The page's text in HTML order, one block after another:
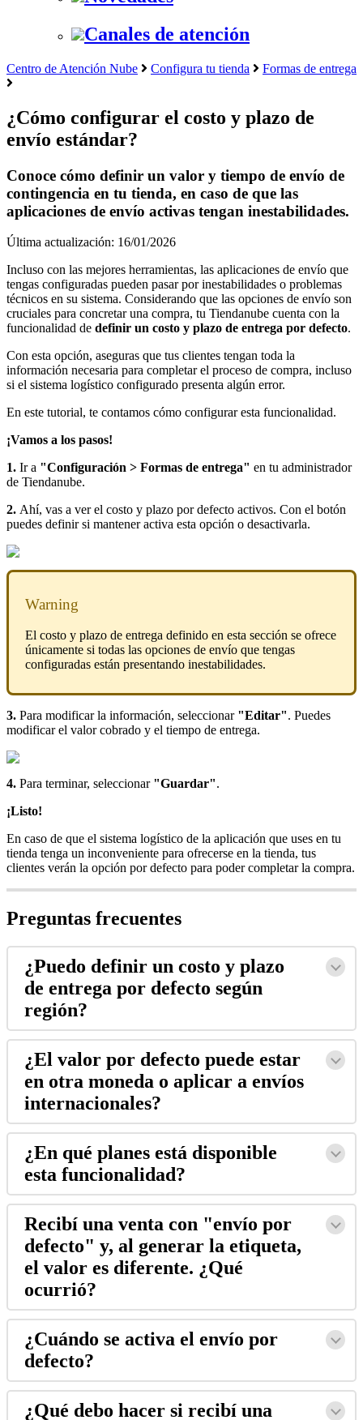
Canales de atención
Centro de Atención Nube Configura tu tienda Formas de entrega
¿Cómo configurar el costo y plazo de
envío estándar?
Conoce cómo definir un valor y tiempo de envío de
contingencia en tu tienda, en caso de que las
aplicaciones de envío activas tengan inestabilidades.
Última actualización: 16/01/2026
Incluso con las mejores herramientas, las aplicaciones de envío que
tengas configuradas pueden pasar por inestabilidades o problemas
técnicos en su sistema. Considerando que las opciones de envío son
cruciales para concretar una compra, tu Tiendanube cuenta con la
funcionalidad de definir un costo y plazo de entrega por defecto.
Con esta opción, aseguras que tus clientes tengan toda la
información necesaria para completar el proceso de compra, incluso
si el sistema logístico configurado presenta algún error.
En este tutorial, te contamos cómo configurar esta funcionalidad.
¡Vamos a los pasos!
1. Ir a "Configuración > Formas de entrega" en tu administrador
de Tiendanube.
2. Ahí, vas a ver el costo y plazo por defecto activos. Con el botón
puedes definir si mantener activa esta opción o desactivarla.
Warning
El costo y plazo de entrega definido en esta sección se ofrece
únicamente si todas las opciones de envío que tengas
configuradas están presentando inestabilidades.
3. Para modificar la información, seleccionar "Editar". Puedes
modificar el valor cobrado y el tiempo de entrega.
4. Para terminar, seleccionar"Guardar".
¡Listo!
En caso de que el sistema logístico de la aplicación que uses en tu
tienda tenga un inconveniente para ofrecerse en la tienda, tus
clientes verán la opción por defecto para poder completar la compra.
Preguntas frecuentes
¿Puedo definir un costo y plazo
de entrega por defecto según
región?
¿El valor por defecto puede estar
en otra moneda o aplicar a envíos
internacionales?
¿En qué planes está disponible
esta funcionalidad?
Recibí una venta con "envío por
defecto" y, al generar la etiqueta,
el valor es diferente. ¿Qué
ocurrió?
¿Cuándo se activa el envío por
defecto?
¿Qué debo hacer si recibí una